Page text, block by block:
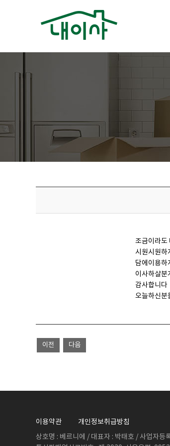
조금이라도
시원시원하
담에이용하
이사하살분
감사합니다
오늘하신분
이용약관
개인정보취급방침
상호명 : 베르니에 / 대표자 : 박태호 / 사업자